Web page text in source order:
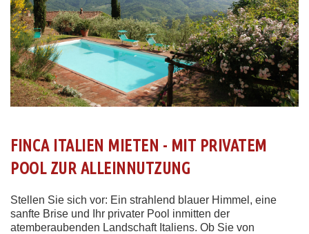
FINCA ITALIEN MIETEN - MIT PRIVATEM
POOL ZUR ALLEINNUTZUNG
Stellen Sie sich vor: Ein strahlend blauer Himmel, eine
sanfte Brise und Ihr privater Pool inmitten der
atemberaubenden Landschaft Italiens. Ob Sie von